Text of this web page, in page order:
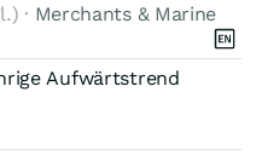
· Merchants & Marine
Aufwärtstrend